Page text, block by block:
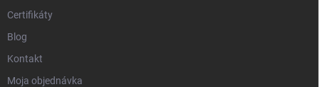
Certifikáty
Blog
Kontakt
Moja objednávka